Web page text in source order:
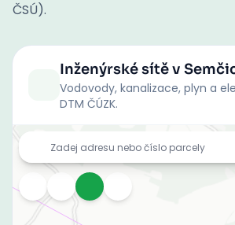
ČSÚ).
Inženýrské sítěv
Vodovody, kanalizace, plyn a
DTM ČÚZK.